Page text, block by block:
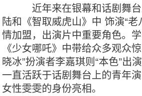
近年来在银幕和话剧舞
陆和《智取威虎山》中 饰演“
情加盟，出演片中重要角色。
《少女哪吒》中带给众多观众
晓冰”扮演者李嘉琪则“本色”出
一直活跃于话剧舞台上的青年
女性雯雯的身份亮相。